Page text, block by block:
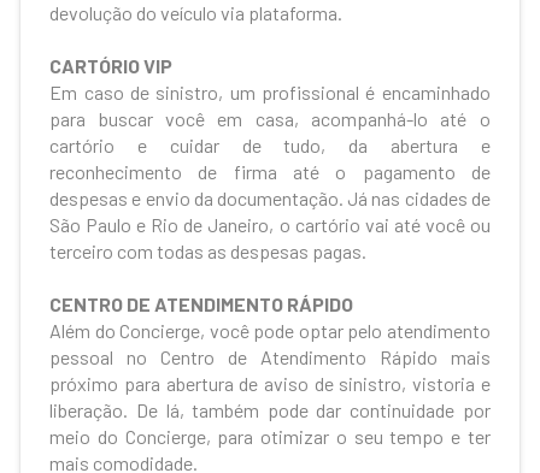
devolução do veículo via plataforma.
CARTÓRIO VIP
Em caso de sinistro, um profissional é encaminhado
para buscar você em casa, acompanhá-lo até o
cartório e cuidar de tudo, da abertura e
reconhecimento de firma até o pagamento de
despesas e envio da documentação. Já nas cidades de
São Paulo e Rio de Janeiro, o cartório vai até você ou
terceiro com todas as despesas pagas.
CENTRO DE ATENDIMENTO RÁPIDO
Além do Concierge, você pode optar pelo atendimento
pessoal no Centro de Atendimento Rápido mais
próximo para abertura de aviso de sinistro, vistoria e
liberação. De lá, também pode dar continuidade por
meio do Concierge, para otimizar o seu tempo e ter
mais comodidade.